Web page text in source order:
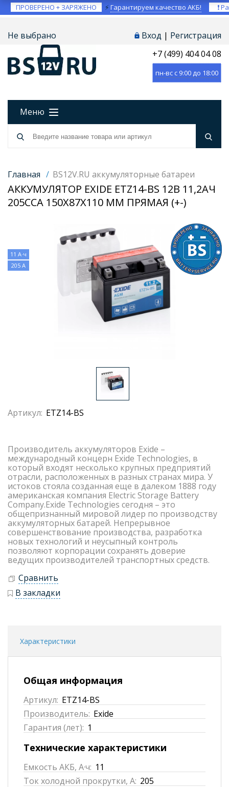
ПРОВЕРЕНО + ЗАРЯЖЕНО ⚡Гарантируем качество АКБ! ❗
Не выбрано Вход | Регистрация
+7 (499) 404 04 08
пн-вс с 9:00 до 18:00
Меню
Главная / BS12V.RU аккумуляторные батареи
АККУМУЛЯТОР EXIDE ETZ14-BS 12В 11,2АЧ
205CCA 150X87X110 ММ ПРЯМАЯ (+-)
11 А·ч
205 А
Артикул: ETZ14-BS
Производитель аккумуляторов Exide –
международный концерн Exide Technologies, в
который входят несколько крупных предприятий
отрасли, расположенных в разных странах мира. У
истоков стояла созданная еще в далеком 1888 году
американская компания Electric Storage Battery
Company.Exide Technologies сегодня – это
общепризнанный мировой лидер по производству
аккумуляторных батарей. Непрерывное
совершенствование производства, разработка
новых технологий и неусыпный контроль
позволяют корпорации сохранять доверие
ведущих производителей транспортных средств.
Сравнить
В закладки
Характеристики
Общая информация
Артикул: ETZ14-BS
Производитель: Exide
Гарантия (лет): 1
Технические характеристики
Емкость АКБ, А·ч: 11
Ток холодной прокрутки, А: 205